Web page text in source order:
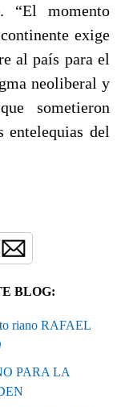
“El momento
exige
al país para el
neoliberal y
sometieron
entelequias del
BLOG:
riano RAFAEL
PARA LA